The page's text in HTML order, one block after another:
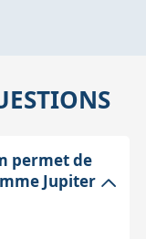
permet de
Jupiter